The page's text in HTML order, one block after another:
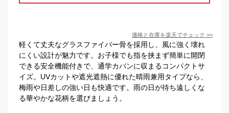
価格と在庫を楽天でチェック >>
軽くて丈夫なグラスファイバー骨を採用し、風に強く壊れ
にくい設計が魅力です。お子様でも指を挟まず簡単に開閉
できる安全機能付きで、通学カバンに収まるコンパクトサ
イズ。UVカットや遮光遮熱に優れた晴雨兼用タイプなら、
梅雨や日差しの強い日も快適です。雨の日が待ち遠しくな
る華やかな花柄を選びましょう。